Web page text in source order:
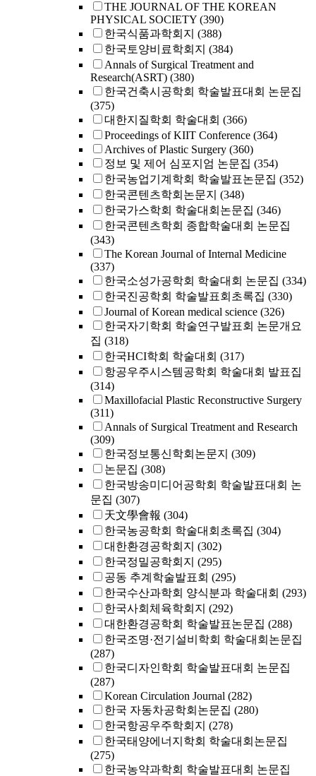
THE JOURNAL OF THE KOREAN
PHYSICAL SOCIETY (390)
한국식품과학회지 (388)
한국토양비료학회지 (384)
Annals of Surgical Treatment and
Research(ASRT) (380)
한국건축시공학회 학술발표대회 논문집
(375)
대한지질학회 학술대회 (366)
Proceedings of KIIT Conference (364)
Archives of Plastic Surgery (360)
정보 및 제어 심포지엄 논문집 (354)
한국농업기계학회 학술발표논문집 (352)
한국콘텐츠학회논문지 (348)
한국가스학회 학술대회논문집 (346)
한국콘텐츠학회 종합학술대회 논문집
(343)
The Korean Journal of Internal Medicine
(337)
한국소성가공학회 학술대회 논문집 (334)
한국진공학회 학술발표회초록집 (330)
Journal of Korean medical science (326)
한국자기학회 학술연구발표회 논문개요
집 (318)
한국HCI학회 학술대회 (317)
항공우주시스템공학회 학술대회 발표집
(314)
Maxillofacial Plastic Reconstructive Surgery
(311)
Annals of Surgical Treatment and Research
(309)
한국정보통신학회논문지 (309)
논문집 (308)
한국방송미디어공학회 학술발표대회 논
문집 (307)
天文學會報 (304)
한국농공학회 학술대회초록집 (304)
대한환경공학회지 (302)
한국정밀공학회지 (295)
공동 추계학술발표회 (295)
한국수산과학회 양식분과 학술대회 (293)
한국사회체육학회지 (292)
대한환경공학회 학술발표논문집 (288)
한국조명·전기설비학회 학술대회논문집
(287)
한국디자인학회 학술발표대회 논문집
(287)
Korean Circulation Journal (282)
한국 자동차공학회논문집 (280)
한국항공우주학회지 (278)
한국태양에너지학회 학술대회논문집
(275)
한국농약과학회 학술발표대회 논문집